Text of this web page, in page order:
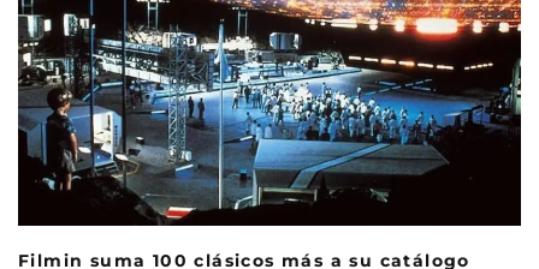
Filmin suma 100 clásicos más a su catálogo